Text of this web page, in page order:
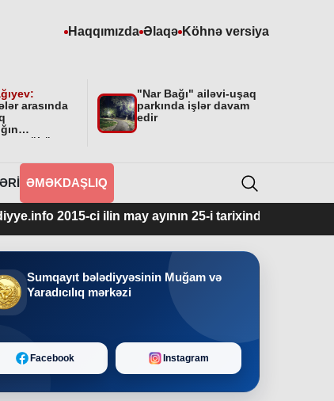
Haqqımızda Əlaqə Köhnə versiya
arasında
mühüm
"Nar Bağı" ailəvi-uşaq
parkında işlər davam
edir
ƏMƏKDAŞLIQ
ci ilin may ayının 25-i tarixindən fəaliyyətdədir.
Sumqayıt bələdiyyəsinin Muğam və
Yaradıcılıq mərkəzi
Facebook Instagram